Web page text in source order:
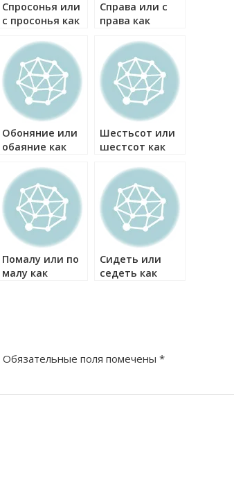
Спросонья или
с просонья как
Справа или с
права как
Обоняние или
обаяние как
Шестьсот или
шестсот как
Помалу или по
малу как
Сидеть или
седеть как
Обязательные поля помечены *